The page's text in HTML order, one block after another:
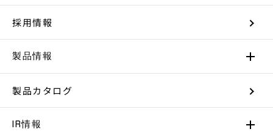
採用情報
製品情報
製品カタログ
IR情報